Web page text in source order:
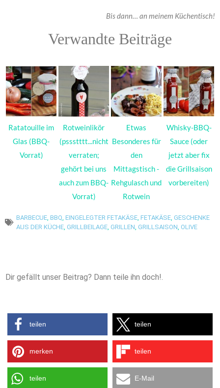
Bis dann… an meinem Küchentisch!
Verwandte Beiträge
Ratatouille im
Glas (BBQ-
Vorrat)
Rotweinlikör
(pssstttt...nicht
verraten;
gehört bei uns
auch zum BBQ-
Vorrat)
Etwas
Besonderes für
den
Mittagstisch -
Rehgulasch und
Rotwein
Whisky-BBQ-
Sauce (oder
jetzt aber fix
die Grillsaison
vorbereiten)
BARBECUE, BBQ, EINGELEGTER FETAKÄSE, FETAKÄSE, GESCHENKE
AUS DER KÜCHE, GRILLBEILAGE, GRILLEN, GRILLSAISON, OLIVE
Dir gefällt unser Beitrag? Dann teile ihn doch!.
teilen teilen
merken teilen
teilen E-Mail